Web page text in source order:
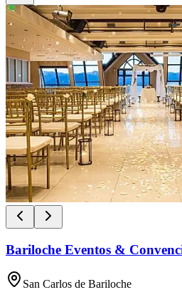
Bariloche Eventos &
San Carlos de Bariloche